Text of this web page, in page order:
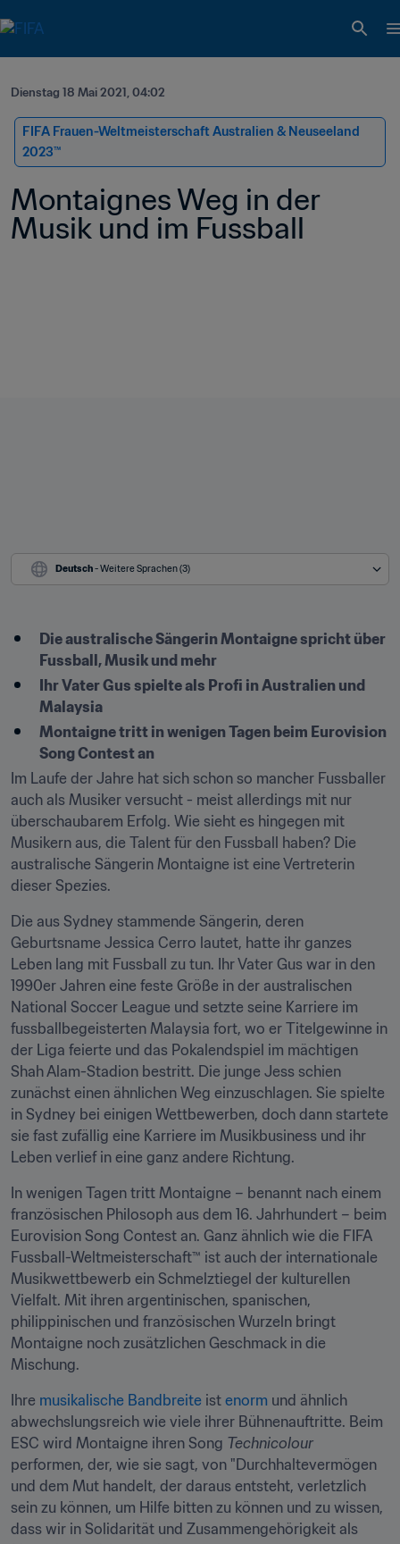
Dienstag 18 Mai 2021, 04:02
FIFA Frauen-Weltmeisterschaft Australien & Neuseeland
2023™
Montaignes Weg in der
Musik und im Fussball
Deutsch - Weitere Sprachen (3)
Die australische Sängerin Montaigne spricht über
Fussball, Musik und mehr
Ihr Vater Gus spielte als Profi in Australien und
Malaysia
Montaigne tritt in wenigen Tagen beim Eurovision
Song Contest an
Im Laufe der Jahre hat sich schon so mancher Fussballer
auch als Musiker versucht - meist allerdings mit nur
überschaubarem Erfolg. Wie sieht es hingegen mit
Musikern aus, die Talent für den Fussball haben? Die
australische Sängerin Montaigne ist eine Vertreterin
dieser Spezies.
Die aus Sydney stammende Sängerin, deren
Geburtsname Jessica Cerro lautet, hatte ihr ganzes
Leben lang mit Fussball zu tun. Ihr Vater Gus war in den
1990er Jahren eine feste Größe in der australischen
National Soccer League und setzte seine Karriere im
fussballbegeisterten Malaysia fort, wo er Titelgewinne in
der Liga feierte und das Pokalendspiel im mächtigen
Shah Alam-Stadion bestritt. Die junge Jess schien
zunächst einen ähnlichen Weg einzuschlagen. Sie spielte
in Sydney bei einigen Wettbewerben, doch dann startete
sie fast zufällig eine Karriere im Musikbusiness und ihr
Leben verlief in eine ganz andere Richtung.
In wenigen Tagen tritt Montaigne – benannt nach einem
französischen Philosoph aus dem 16. Jahrhundert – beim
Eurovision Song Contest an. Ganz ähnlich wie die FIFA
Fussball-Weltmeisterschaft™ ist auch der internationale
Musikwettbewerb ein Schmelztiegel der kulturellen
Vielfalt. Mit ihren argentinischen, spanischen,
philippinischen und französischen Wurzeln bringt
Montaigne noch zusätzlichen Geschmack in die
Mischung.
Ihre musikalische Bandbreite ist enorm und ähnlich
abwechslungsreich wie viele ihrer Bühnenauftritte. Beim
ESC wird Montaigne ihren Song Technicolour
performen, der, wie sie sagt, von "Durchhaltevermögen
und dem Mut handelt, der daraus entsteht, verletzlich
sein zu können, um Hilfe bitten zu können und zu wissen,
dass wir in Solidarität und Zusammengehörigkeit als